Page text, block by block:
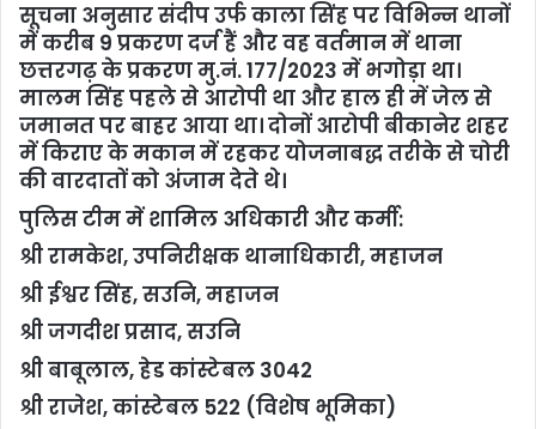
सूचना अनुसार संदीप उर्फ काला सिंह पर विभिन्न थानों
में करीब 9 प्रकरण दर्ज हैं और वह वर्तमान में थाना
छत्तरगढ़ के प्रकरण मु.नं. 177/2023 में भगोड़ा था।
मालम सिंह पहले से आरोपी था और हाल ही में जेल से
जमानत पर बाहर आया था। दोनों आरोपी बीकानेर शहर
में किराए के मकान में रहकर योजनाबद्ध तरीके से चोरी
की वारदातों को अंजाम देते थे।
पुलिस टीम में शामिल अधिकारी और कर्मी:
श्री रामकेश, उपनिरीक्षक थानाधिकारी, महाजन
श्री ईश्वर सिंह, सउनि, महाजन
श्री जगदीश प्रसाद, सउनि
श्री बाबूलाल, हेड कांस्टेबल 3042
श्री राजेश, कांस्टेबल 522 (विशेष भूमिका)